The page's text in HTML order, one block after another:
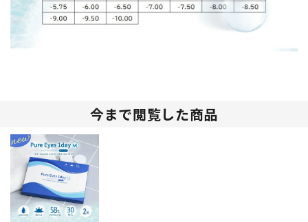
今まで閲覧した商品